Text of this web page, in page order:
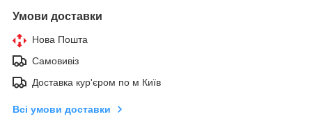
Умови доставки
Нова Пошта
Самовивіз
Доставка кур'єром по м Київ
Всі умови доставки